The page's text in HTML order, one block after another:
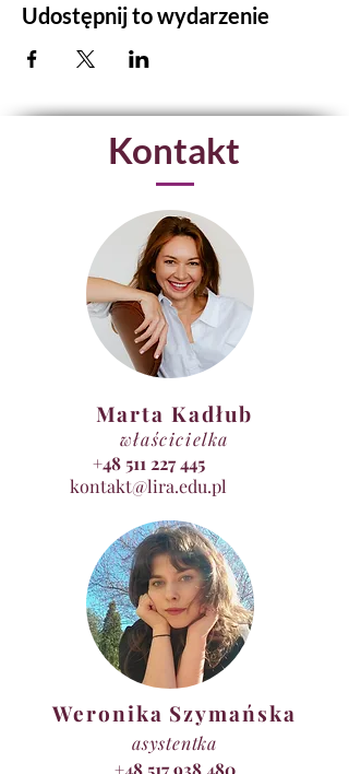
Udostępnij to wydarzenie
Kontakt
Marta Kadłub
właścicielka
+48 511 227 445
kontakt@lira.edu.pl
Weronika Szymańska
asystentka
+48 517 938 480